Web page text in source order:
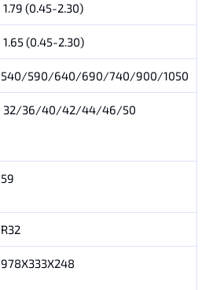
1.79 (0.45-2.30)
1.65 (0.45-2.30)
540/590/640/690/740/900/1050
32/36/40/42/44/46/50
59
R32
978Х333Х248